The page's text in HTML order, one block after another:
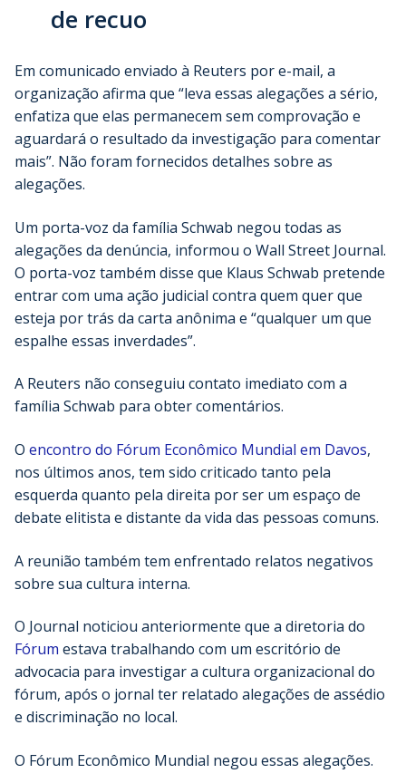
de recuo
Em comunicado enviado à Reuters por e-mail, a
organização afirma que “leva essas alegações a sério,
enfatiza que elas permanecem sem comprovação e
aguardará o resultado da investigação para comentar
mais”. Não foram fornecidos detalhes sobre as
alegações.
Um porta-voz da família Schwab negou todas as
alegações da denúncia, informou o Wall Street Journal.
O porta-voz também disse que Klaus Schwab pretende
entrar com uma ação judicial contra quem quer que
esteja por trás da carta anônima e “qualquer um que
espalhe essas inverdades”.
A Reuters não conseguiu contato imediato com a
família Schwab para obter comentários.
O encontro do Fórum Econômico Mundial em Davos,
nos últimos anos, tem sido criticado tanto pela
esquerda quanto pela direita por ser um espaço de
debate elitista e distante da vida das pessoas comuns.
A reunião também tem enfrentado relatos negativos
sobre sua cultura interna.
O Journal noticiou anteriormente que a diretoria do
Fórum estava trabalhando com um escritório de
advocacia para investigar a cultura organizacional do
fórum, após o jornal ter relatado alegações de assédio
e discriminação no local.
O Fórum Econômico Mundial negou essas alegações.